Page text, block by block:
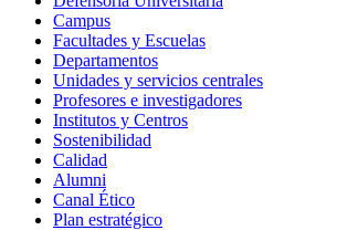
Campus
Facultades y Escuelas
Departamentos
Unidades y servicios centrales
Profesores e investigadores
Institutos y Centros
Sostenibilidad
Calidad
Alumni
Canal Ético
Plan estratégico